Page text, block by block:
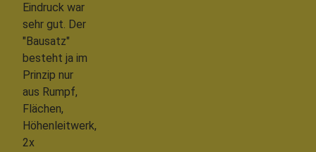
Eindruck war
sehr gut. Der
"Bausatz"
besteht ja im
Prinzip nur
aus Rumpf,
Flächen,
Höhenleitwerk,
2x